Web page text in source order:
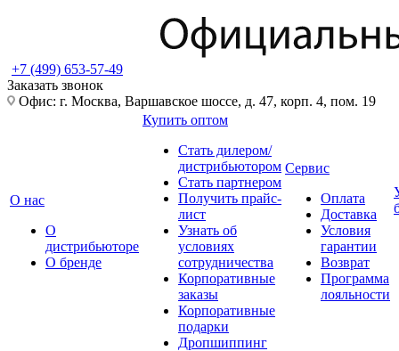
+7 (499) 653-57-49
Заказать звонок
Офис: г. Москва, Варшавское шоссе, д. 47, корп. 4, пом. 19
О нас
О
дистрибьюторе
О бренде
Купить оптом
Стать дилером/
дистрибьютором
Стать партнером
Получить прайс-
лист
Узнать об
условиях
сотрудничества
Корпоративные
заказы
Корпоративные
подарки
Дропшиппинг
Сервис
Оплата
Доставка
Условия
гарантии
Возврат
Программа
лояльности